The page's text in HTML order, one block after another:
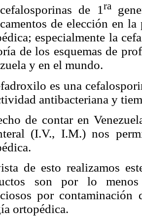
de 1 ra
de elección en
especialmente la
de los esquemas de
y en el mundo.
es una
antibacteriana y
de contar en
(I.V., I.M.) nos
de esto realizamos
son por lo
por contaminación
ortopédica.